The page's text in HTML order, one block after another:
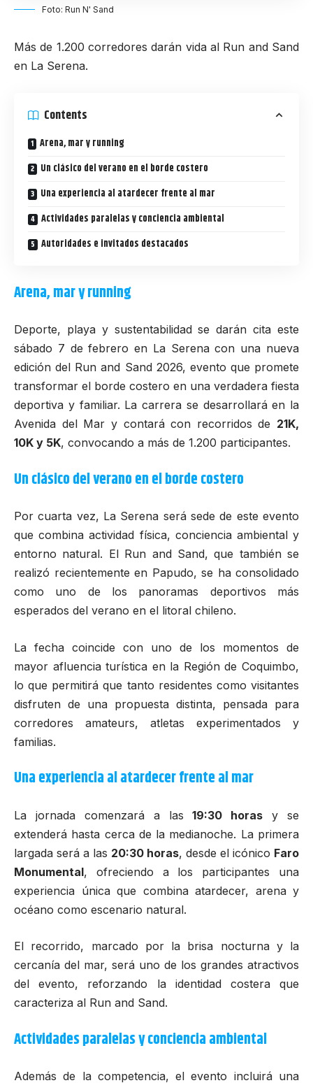
Foto: Run N' Sand
Más de 1.200 corredores darán vida al Run and Sand
en La Serena.
Contents
Arena, mar y running
Un clásico del verano en el borde costero
Una experiencia al atardecer frente al mar
Actividades paralelas y conciencia ambiental
Autoridades e invitados destacados
Arena, mar y running
Deporte, playa y sustentabilidad se darán cita este
sábado 7 de febrero en La Serena con una nueva
edición del Run and Sand 2026, evento que promete
transformar el borde costero en una verdadera fiesta
deportiva y familiar. La carrera se desarrollará en la
Avenida del Mar y contará con recorridos de 21K,
10K y 5K, convocando a más de 1.200 participantes.
Un clásico del verano en el borde costero
Por cuarta vez, La Serena será sede de este evento
que combina actividad física, conciencia ambiental y
entorno natural. El Run and Sand, que también se
realizó recientemente en Papudo, se ha consolidado
como uno de los panoramas deportivos más
esperados del verano en el litoral chileno.
La fecha coincide con uno de los momentos de
mayor afluencia turística en la Región de Coquimbo,
lo que permitirá que tanto residentes como visitantes
disfruten de una propuesta distinta, pensada para
corredores amateurs, atletas experimentados y
familias.
Una experiencia al atardecer frente al mar
La jornada comenzará a las19:30 horas y se
extenderá hasta cerca de la medianoche. La primera
largada será a las 20:30 horas, desde el icónico Faro
Monumental, ofreciendo a los participantes una
experiencia única que combina atardecer, arena y
océano como escenario natural.
El recorrido, marcado por la brisa nocturna y la
cercanía del mar, será uno de los grandes atractivos
del evento, reforzando la identidad costera que
caracteriza al Run and Sand.
Actividades paralelas y conciencia ambiental
Además de la competencia, el evento incluirá una